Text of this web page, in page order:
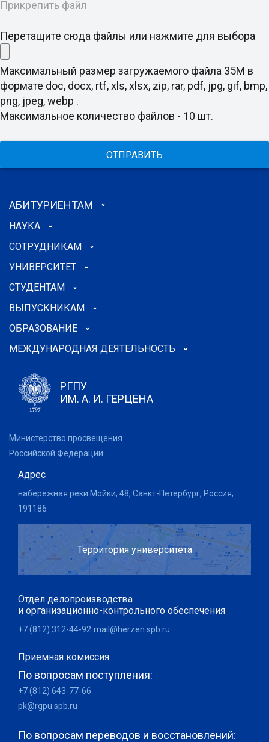
Прикрепить файл
Перетащите сюда файлы или нажмите для выбора
Максимальный размер загружаемого файла 35M в
формате doc, docx, rtf, xls, xlsx, zip, rar, pdf, jpg, gif, bmp,
png, jpeg, webp .
Максимальное количество файлов - 10 шт.
ОТПРАВИТЬ
АБИТУРИЕНТАМ
НАУКА
СОТРУДНИКАМ
УНИВЕРСИТЕТ
СТУДЕНТАМ
ВЫПУСКНИКАМ
ОБРАЗОВАНИЕ
МЕЖДУНАРОДНАЯ ДЕЯТЕЛЬНОСТЬ
РГПУ
ИМ. А. И. ГЕРЦЕНА
Министерство просвещения
Российской Федерации
Адрес
набережная реки Мойки, 48, Санкт-Петербург, Россия,
191186
Территория университета
Отдел делопроизводства
и организационно-контрольного обеспечения
+7 (812) 312-44-92 mail@herzen.spb.ru
Приемная комиссия
По вопросам поступления:
+7 (812) 643-77-66
pk@rgpu.spb.ru
По вопросам переводов и восстановлений: